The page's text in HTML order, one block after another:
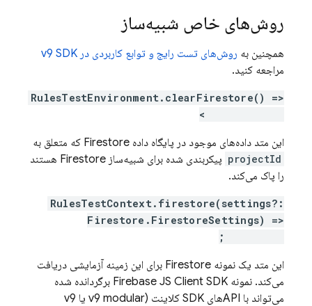
روش‌های خاص شبیه‌ساز
همچنین به روش‌های تست رایج و توابع کاربردی در v9 SDK
مراجعه کنید.
RulesTestEnvironment.clearFirestore() =>
این متد داده‌های موجود در پایگاه داده Firestore که متعلق به
projectId
پیکربندی شده برای شبیه‌ساز Firestore هستند
را پاک می‌کند.
RulesTestContext.firestore(settings?:
Firestore.FirestoreSettings) =>
این متد یک نمونه Firestore برای این زمینه آزمایشی دریافت
می‌کند. نمونه Firebase JS Client SDK برگردانده شده
می‌تواند با APIهای SDK کلاینت (v9 modular یا v9